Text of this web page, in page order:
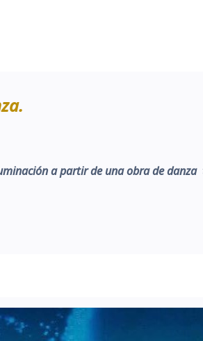
a partir de una obra de